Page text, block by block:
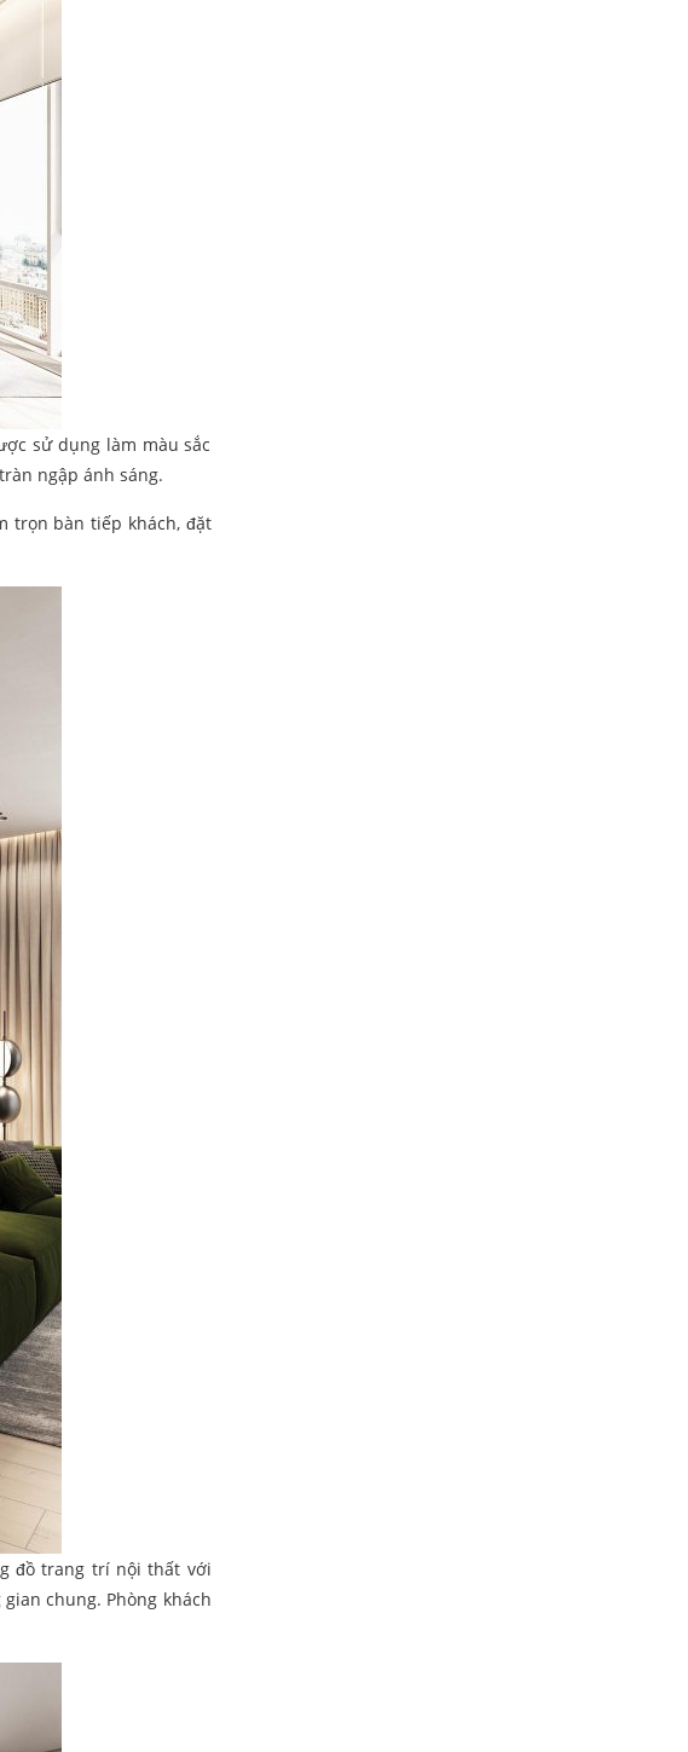
sử dụng làm màu sắc
ngập ánh sáng.
trọn bàn tiếp khách, đặt
đồ trang trí nội thất với
chung. Phòng khách